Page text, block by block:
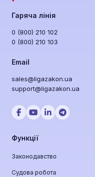
Гаряча лінія
0 (800) 210 102
0 (800) 210 103
Email
sales@ligazakon.ua
support@ligazakon.ua
Функції
Законодавство
Судова робота